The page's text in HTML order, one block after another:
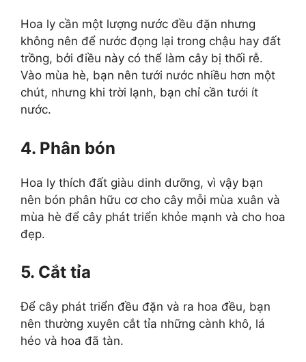
Hoa ly cần một lượng nước đều đặn nhưng
không nên để nước đọng lại trong chậu hay đất
trồng, bởi điều này có thể làm cây bị thối rễ.
Vào mùa hè, bạn nên tưới nước nhiều hơn một
chút, nhưng khi trời lạnh, bạn chỉ cần tưới ít
nước.
4. Phân bón
Hoa ly thích đất giàu dinh dưỡng, vì vậy bạn
nên bón phân hữu cơ cho cây mỗi mùa xuân và
mùa hè để cây phát triển khỏe mạnh và cho hoa
đẹp.
5. Cắt tỉa
Để cây phát triển đều đặn và ra hoa đều, bạn
nên thường xuyên cắt tỉa những cành khô, lá
héo và hoa đã tàn.